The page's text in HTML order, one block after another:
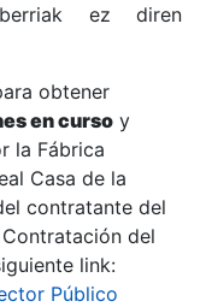
ez diren
obtener
en curso y
la Fábrica
Casa de la
contratante del
del
link:
Público